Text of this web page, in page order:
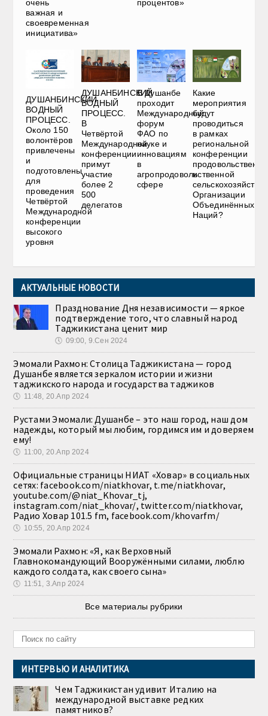
очень
важная и
своевременная
инициатива»
процентов»
ДУШАНБИНСКИЙ
ВОДНЫЙ
ПРОЦЕСС.
Около 150
волонтёров
привлечены
и
подготовлены
для
проведения
Четвёртой
Международной
конференции
высокого
уровня
ДУШАНБИНСКИЙ
ВОДНЫЙ
ПРОЦЕСС.
В
Четвёртой
Международной
конференции
примут
участие
более 2
500
делегатов
В Душанбе
проходит
Международный
форум
ФАО по
науке и
инновациям
в
агропродовольственной
сфере
Какие
мероприятия
будут
проводиться
в рамках
региональной
конференции
и
Организации
Объединённых
Наций?
АКТУАЛЬНЫЕ НОВОСТИ
Празднование Дня независимости — яркое
подтверждение того, что славный народ
Таджикистана ценит мир
🕔 09:00, 9.Сен 2024
Эмомали Рахмон: Столица Таджикистана — город
Душанбе является зеркалом истории и жизни
таджикского народа и государства таджиков
🕔 11:48, 20.Апр 2024
Рустами Эмомали: Душанбе – это наш город, наш дом
надежды, который мы любим, гордимся им и доверяем
ему!
🕔 11:00, 20.Апр 2024
Официальные страницы НИАТ «Ховар» в социальных
сетях: facebook.com/niatkhovar, t.me/niatkhovar,
youtube.com/@niat_Khovar_tj,
instagram.com/niat_khovar/, twitter.com/niatkhovar,
Радио Ховар 101.5 fm, facebook.com/khovarfm/
🕔 10:55, 20.Апр 2024
Эмомали Рахмон: «Я, как Верховный
Главнокомандующий Вооружёнными силами, люблю
каждого солдата, как своего сына»
🕔 11:51, 3.Апр 2024
Все материалы рубрики
ИНТЕРВЬЮ И АНАЛИТИКА
Чем Таджикистан удивит Италию на
международной выставке редких
памятников?